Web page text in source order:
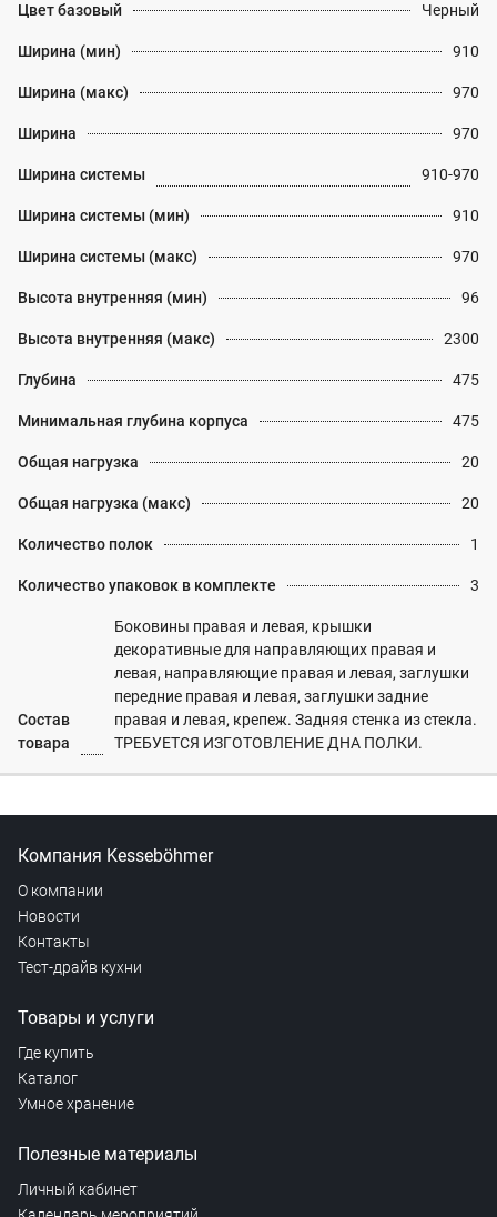
Цвет базовый Черный
Ширина (мин) 910
Ширина (макс) 970
Ширина 970
Ширина системы 910-970
Ширина системы (мин) 910
Ширина системы (макс) 970
Высота внутренняя (мин) 96
Высота внутренняя (макс) 2300
Глубина 475
Минимальная глубина корпуса 475
Общая нагрузка 20
Общая нагрузка (макс) 20
Количество полок 1
Количество упаковок в комплекте 3
Состав
товара
Боковины правая и левая, крышки
декоративные для направляющих правая и
левая, направляющие правая и левая, заглушки
передние правая и левая, заглушки задние
правая и левая, крепеж. Задняя стенка из стекла.
ТРЕБУЕТСЯ ИЗГОТОВЛЕНИЕ ДНА ПОЛКИ.
Компания Kesseböhmer
О компании
Новости
Контакты
Тест-драйв кухни
Товары и услуги
Где купить
Каталог
Умное хранение
Полезные материалы
Личный кабинет